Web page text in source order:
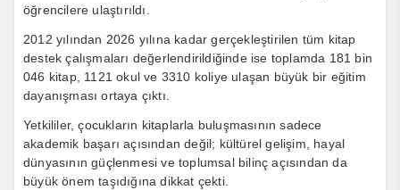
öğrencilere ulaştırıldı.
2012 yılından 2026 yılına kadar gerçekleştirilen tüm kitap
destek çalışmaları değerlendirildiğinde ise toplamda 181 bin
046 kitap, 1121 okul ve 3310 koliye ulaşan büyük bir eğitim
dayanışması ortaya çıktı.
Yetkililer, çocukların kitaplarla buluşmasının sadece
akademik başarı açısından değil; kültürel gelişim, hayal
dünyasının güçlenmesi ve toplumsal bilinç açısından da
büyük önem taşıdığına dikkat çekti.